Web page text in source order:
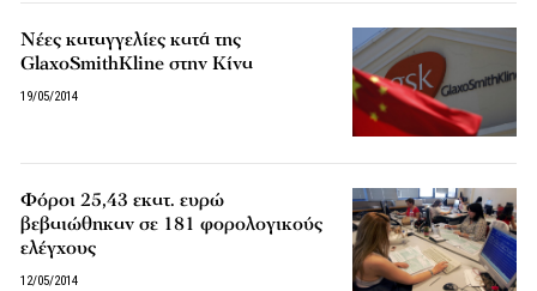
Νέες καταγγελίες κατά της
GlaxoSmithKline στην Κίνα
19/05/2014
Φόροι 25,43 εκατ. ευρώ
βεβαιώθηκαν σε 181 φορολογικούς
ελέγχους
12/05/2014